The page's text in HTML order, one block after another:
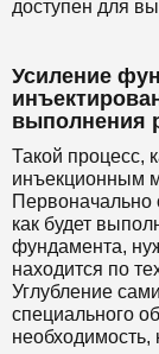
доступен для
Усиление
выполнения
Такой процесс,
инъекционным
Первоначально
как будет
фундамента,
находится по
Углубление
специального
необходимость,